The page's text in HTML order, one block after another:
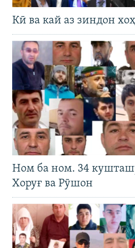
Кӣ ва кай аз зиндон
Ном ба ном. 34
Хоруғ ва Рӯшон